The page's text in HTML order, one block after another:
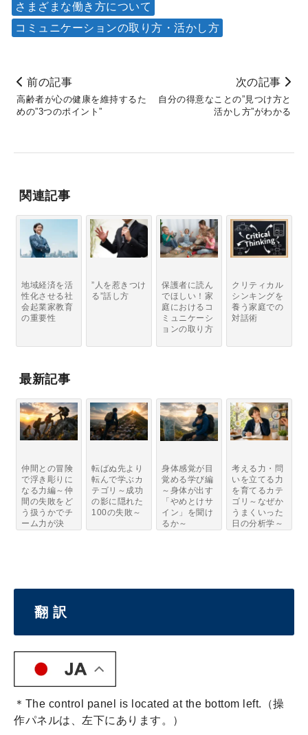
さまざまな働き方について
コミュニケーションの取り方・活かし方
前の記事
高齢者が心の健康を維持するた
めの”3つのポイント”
次の記事
自分の得意なことの”見つけ方と
活かし方”がわかる
関連記事
地域経済を活
性化させる社
会起業家教育
の重要性
”人を惹きつけ
る”話し方
保護者に読ん
でほしい！家
庭におけるコ
ミュニケーシ
ョンの取り方
クリティカル
シンキングを
養う家庭での
対話術
最新記事
仲間との冒険
で浮き彫りに
なる力編～仲
間の失敗をど
う扱うかでチ
ーム力が決
転ばぬ先より
転んで学ぶカ
テゴリ～成功
の影に隠れた
100の失敗～
身体感覚が目
覚める学び編
～身体が出す
「やめとけサ
イン」を聞け
るか～
考える力・問
いを立てる力
を育てるカテ
ゴリ～なぜか
うまくいった
日の分析学～
翻 訳
＊The control panel is located at the bottom left.（操
作パネルは、左下にあります。）